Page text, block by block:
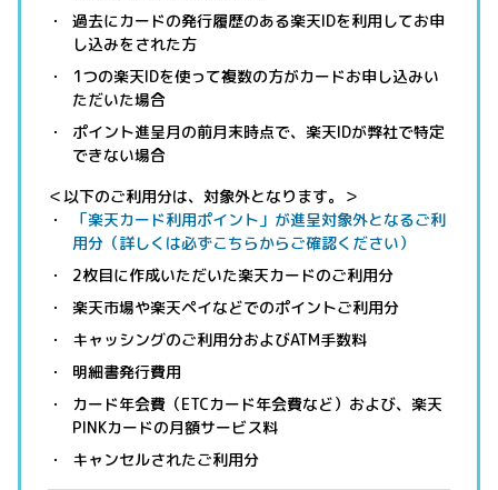
過去にカードの発行履歴のある楽天IDを利用してお申
し込みをされた方
1つの楽天IDを使って複数の方がカードお申し込みい
ただいた場合
ポイント進呈月の前月末時点で、楽天IDが弊社で特定
できない場合
＜以下のご利用分は、対象外となります。＞
「楽天カード利用ポイント」が進呈対象外となるご利
用分（詳しくは必ずこちらからご確認ください）
2枚目に作成いただいた楽天カードのご利用分
楽天市場や楽天ペイなどでのポイントご利用分
キャッシングのご利用分およびATM手数料
明細書発行費用
カード年会費（ETCカード年会費など）および、楽天
PINKカードの月額サービス料
キャンセルされたご利用分